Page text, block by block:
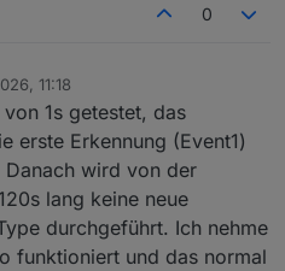
0
11:18
1s getestet, das
erste Erkennung (Event1)
wird von der
lang keine neue
durchgeführt. Ich nehme
funktioniert und das normal